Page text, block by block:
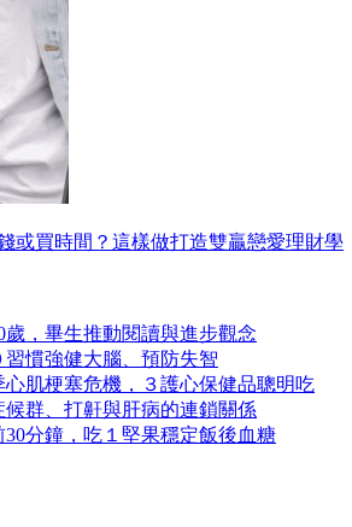
或買時間？這樣做打造雙贏戀愛理財學
，畢生推動閱讀與進步觀念
慣強健大腦、預防失智
肌梗塞危機，３護心保健品聰明吃
群、打鼾與肝病的連鎖關係
分鐘，吃１堅果穩定飯後血糖